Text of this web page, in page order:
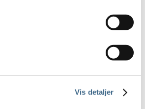
Vis detaljer
Puder